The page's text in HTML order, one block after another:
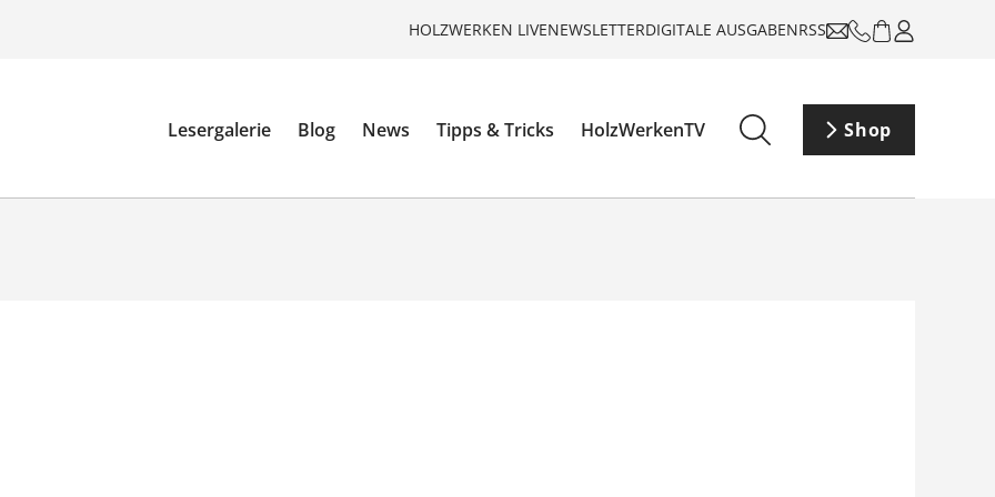
HOLZWERKEN LIVENEWSLETTERDIGITALE AUSGABENRSS
Lesergalerie Blog News Tipps & Tricks HolzWerkenTV Shop